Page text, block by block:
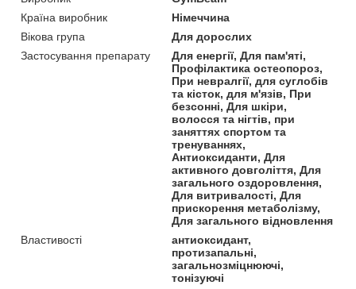
Країна виробник
Німеччина
Вікова група
Для дорослих
Застосування препарату
Для енергії, Для пам'яті,
Профілактика остеопороз,
При невралгії, для суглобів
та кісток, для м'язів, При
безсонні, Для шкіри,
волосся та нігтів, при
заняттях спортом та
тренуваннях,
Антиоксиданти, Для
активного довголіття, Для
загального оздоровлення,
Для витривалості, Для
прискорення метаболізму,
Для загального відновлення
Властивості
антиоксидант,
протизапальні,
загальнозміцнюючі,
тонізуючі